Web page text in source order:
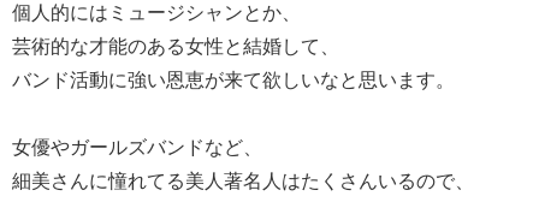
個人的にはミュージシャンとか、
芸術的な才能のある女性と結婚して、
バンド活動に強い恩恵が来て欲しいなと思います。
女優やガールズバンドなど、
細美さんに憧れてる美人著名人はたくさんいるので、